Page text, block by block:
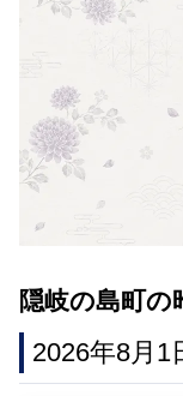
隠岐の島町
2026年8月1